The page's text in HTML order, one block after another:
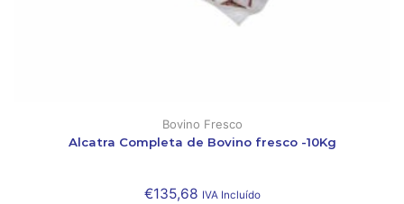
Bovino Fresco
Alcatra Completa de Bovino fresco -10Kg
€135,68 IVA Incluído